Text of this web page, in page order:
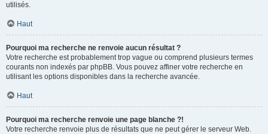
utilisés.
Haut
Pourquoi ma recherche ne renvoie aucun résultat ?
Votre recherche est probablement trop vague ou comprend plusieurs termes
courants non indexés par phpBB. Vous pouvez affiner votre recherche en
utilisant les options disponibles dans la recherche avancée.
Haut
Pourquoi ma recherche renvoie une page blanche ?!
Votre recherche renvoie plus de résultats que ne peut gérer le serveur Web.